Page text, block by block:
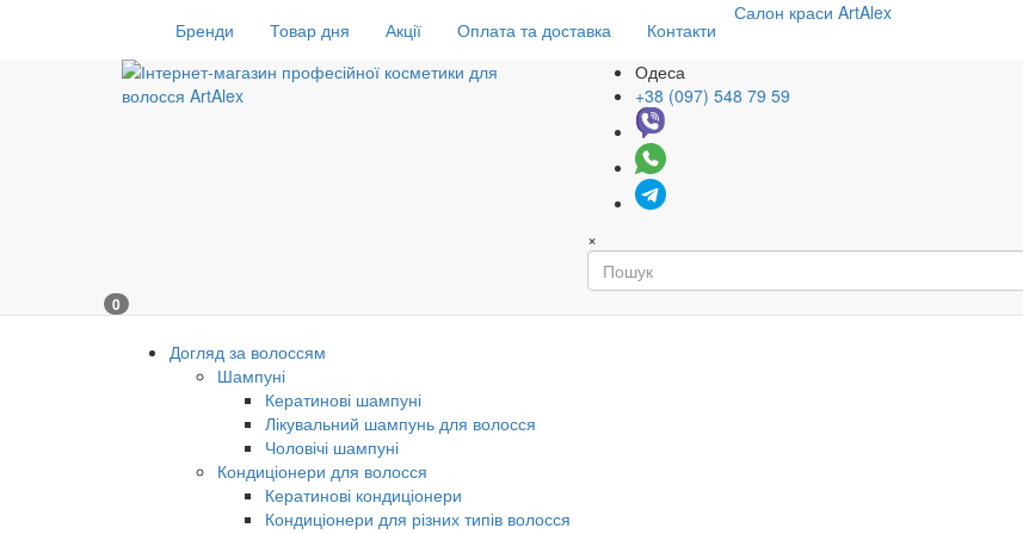
Бренди Товар дня Акції Оплата та доставка Контакти
Салон краси ArtAlex
Одеса
+38 (097) 548 79 59
×
0
Догляд за волоссям
Шампуні
Кератинові шампуні
Лікувальний шампунь для волосся
Чоловічі шампуні
Кондиціонери для волосся
Кератинові кондиціонери
Кондиціонери для різних типів волосся